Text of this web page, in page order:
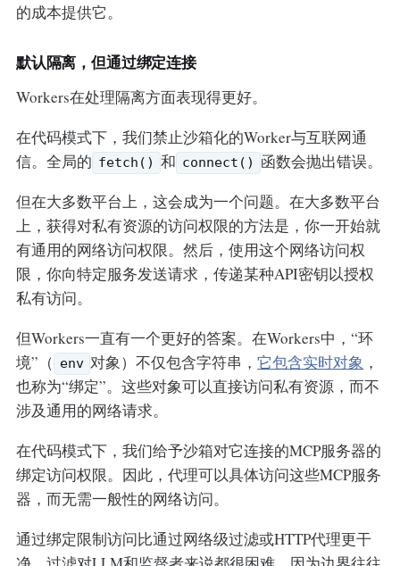
的成本提供它。
默认隔离，但通过绑定连接
Workers在处理隔离方面表现得更好。
在代码模式下，我们禁止沙箱化的Worker与互联网通
信。全局的 fetch() 和 connect()
函数会抛出错误。
但在大多数平台上，这会成为一个问题。在大多数平台
上，获得对私有资源的访问权限的方法是，你一开始就
有通用的网络访问权限。然后，使用这个网络访问权
限，你向特定服务发送请求，传递某种API密钥以授权
私有访问。
但Workers一直有一个更好的答案。在Workers中，“环
境”（ env 对象）不仅包含字符串，它包含实时对象 ，
也称为“绑定”。这些对象可以直接访问私有资源，而不
涉及通用的网络请求。
在代码模式下，我们给予沙箱对它连接的MCP服务器的
绑定访问权限。因此，代理可以具体访问这些MCP服务
器，而无需一般性的网络访问。
通过绑定限制访问比通过网络级过滤或HTTP代理更干